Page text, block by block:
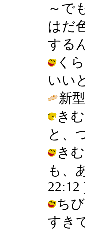
～で
はだ
する
く
いい
新
き
と、
き
も、
22:12
ち
すき